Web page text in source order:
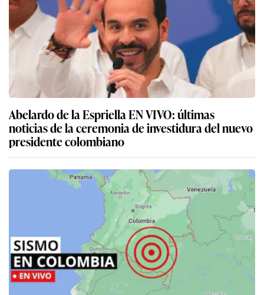
Abelardo de la Espriella EN VIVO: últimas
noticias de la ceremonia de investidura del nuevo
presidente colombiano